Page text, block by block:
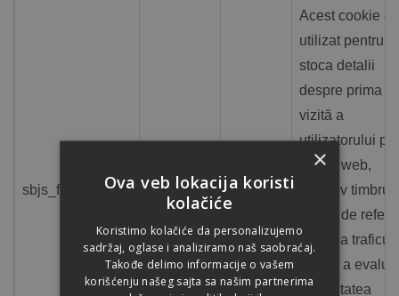
sbjs_first_add .terran.rs Session
Acest cookie
utilizat pentru a
stoca detalii
despre prima
vizită a
utilizatorului pe
site-ul web,
inclusiv timbru,
site-ul de
și sursa
pentru a evalua
eficacitatea
×
Ova veb lokacija koristi
kolačiće
Koristimo kolačiće da personalizujemo
sadržaj, oglase i analiziramo naš saobraćaj.
Takođe delimo informacije o vašem
korišćenju našeg sajta sa našim partnerima